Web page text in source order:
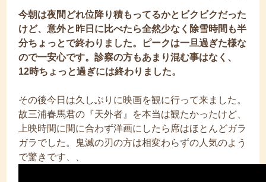
今朝は夜間どれ位降り積もってるかとビクビクだった
けど、意外と昨日に比べたら全然少なく除雪時間も半
分ちょっとで終わりました。ピークは一旦過ぎた様な
ので一安心です。診察の方もあまり混む事はなく、
12時ちょっと過ぎには終わりました。
その後今日は久しぶりに映画を観に行って来ました。
故三浦春馬君の『天外者』を本当は観たかったけど、
上映時間に間に合わず洋画にしたら席はほとんどガラ
ガラでした。鬼滅の刃の方は相変わらずの人気のよう
で驚きです、、